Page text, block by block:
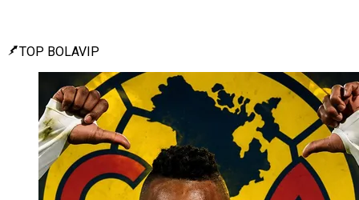
TOP BOLAVIP